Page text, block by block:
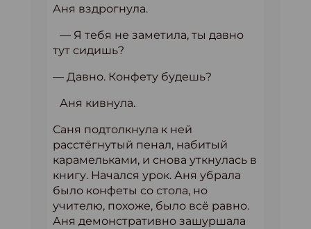
Аня вздрогнула.
— Я тебя не заметила, ты давно
тут сидишь?
— Давно. Конфету будешь?
Аня кивнула.
Саня подтолкнула к ней
расстёгнутый пенал, набитый
карамельками, и снова уткнулась в
книгу. Начался урок. Аня убрала
было конфеты со стола, но
учителю, похоже, было всё равно.
Аня демонстративно зашуршала